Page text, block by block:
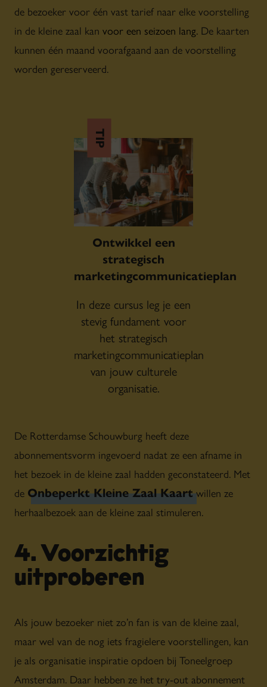
de bezoeker voor één vast tarief naar elke voorstelling
in de kleine zaal kan voor een seizoen lang. De kaarten
kunnen één maand voorafgaand aan de voorstelling
worden gereserveerd.
TIP
Ontwikkel een
strategisch
marketingcommunicatieplan
In deze cursus leg je een
stevig fundament voor
het strategisch
marketingcommunicatieplan
van jouw culturele
organisatie.
De Rotterdamse Schouwburg heeft deze
abonnementsvorm ingevoerd nadat ze een afname in
het bezoek in de kleine zaal hadden geconstateerd. Met
de Onbeperkt Kleine Zaal Kaartwillen ze
herhaalbezoek aan de kleine zaal stimuleren.
4. Voorzichtig
uitproberen
Als jouw bezoeker niet zo’n fan is van de kleine zaal,
maar wel van de nog iets fragielere voorstellingen, kan
je als organisatie inspiratie opdoen bij Toneelgroep
Amsterdam. Daar hebben ze het try-out abonnement